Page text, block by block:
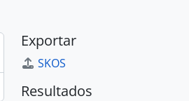
Exportar
SKOS
Resultados